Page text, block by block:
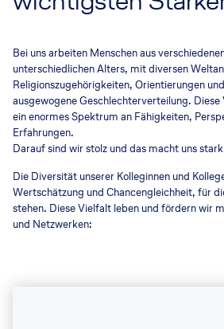
Bei uns arbeiten Menschen aus
unterschiedlichen Alters, mit diversen
Religionszugehörigkeiten, Orientierungen
ausgewogene Geschlechterverteilung.
ein enormes Spektrum an Fähigkeiten,
Erfahrungen.
Darauf sind wir stolz und das macht uns
Die Diversität unserer Kolleginnen und
Wertschätzung und Chancengleichheit, für
stehen. Diese Vielfalt leben und fördern wir
und Netzwerken: